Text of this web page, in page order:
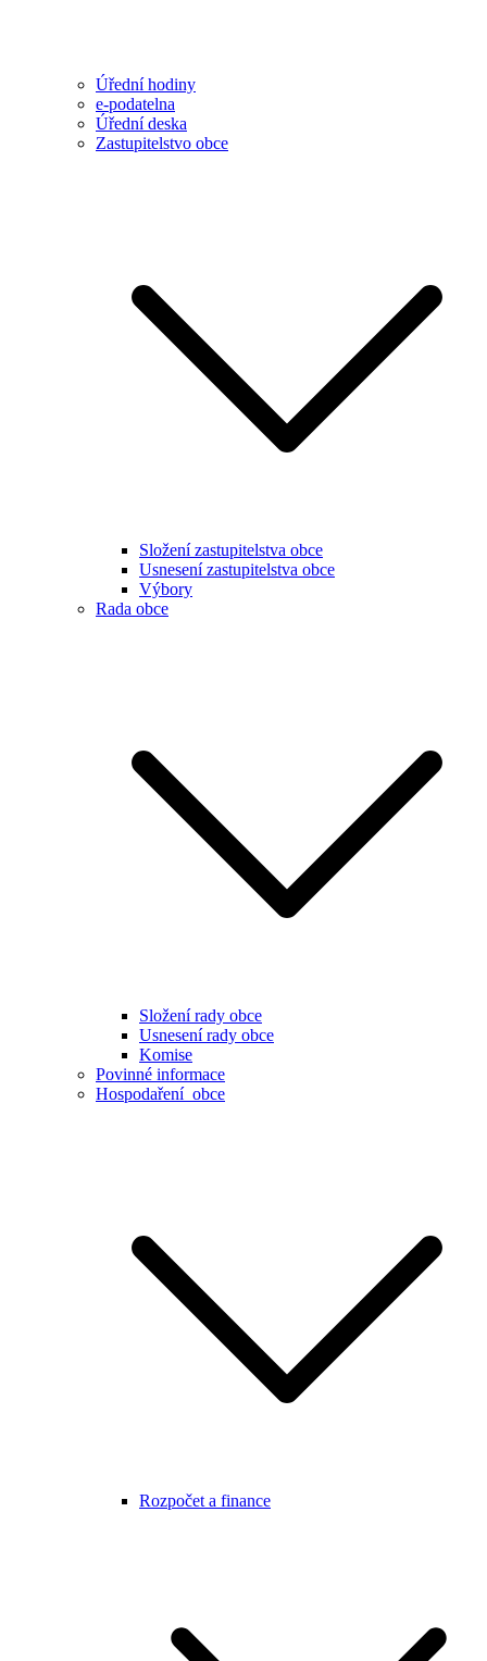
Úřední hodiny
e-podatelna
Úřední deska
Zastupitelstvo obce
Složení zastupitelstva obce
Usnesení zastupitelstva obce
Výbory
Rada obce
Složení rady obce
Usnesení rady obce
Komise
Povinné informace
Hospodaření obce
Rozpočet a finance